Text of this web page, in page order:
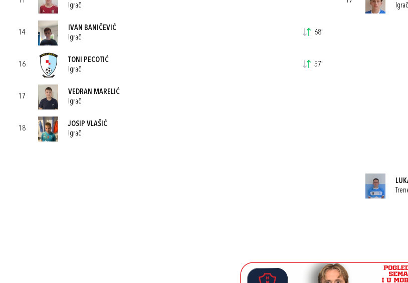
Igrač
14
IVAN BANIČEVIĆ
Igrač
68'
16
TONI PECOTIĆ
Igrač
57'
17
VEDRAN MARELIĆ
Igrač
18
JOSIP VLAŠIĆ
Igrač
Igrač